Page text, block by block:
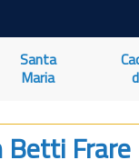
Santa
Maria
Betti Frare